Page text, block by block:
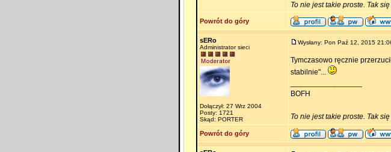
To nie jest takie proste. Tak
Powrót do góry
sERo
Administrator sieci
Dołączył: 27 Wrz 2004
Posty: 1721
Skąd: PORTER
Wysłany: Pon Paź 12, 2015
Tymczasowo ręcznie
stabilnie"...
BOFH
To nie jest takie proste. Tak
Powrót do góry